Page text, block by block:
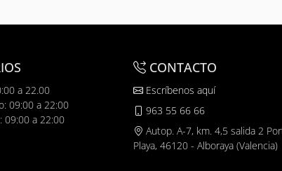
a 22.00
09:00 a 22:00
09:00 a 22:00
CONTACTO
Escríbenos aquí
963 55 66 66
Autop. A-7, km. 4,5 salida 2
Playa, 46120 - Alboraya (Valencia)